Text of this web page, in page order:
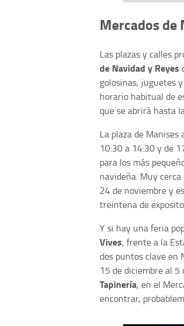
Mercados de
Las plazas y calles
de Navidad y Reyes
golosinas, juguetes
horario habitual de
que se abrirá hasta
La plaza de Manises
10:30 a 14:30 y de
para los más
navideña. Muy
24 de noviembre y
treintena de
Y si hay una feria
Vives, frente a la
dos puntos clave en
15 de diciembre al
Tapinería, en el
encontrar,